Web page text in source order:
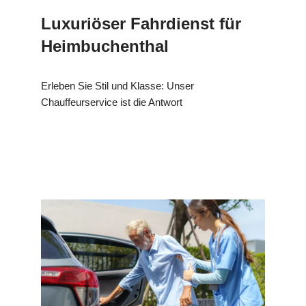
Luxuriöser Fahrdienst für
Heimbuchenthal
Erleben Sie Stil und Klasse: Unser
Chauffeurservice ist die Antwort